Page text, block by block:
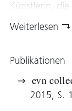
Künstlerin,
gekommen
Kosovokrieg
Skulpturen
in
verarbeitet.
Weiterlesen
Publikationen
evn
2015, S.